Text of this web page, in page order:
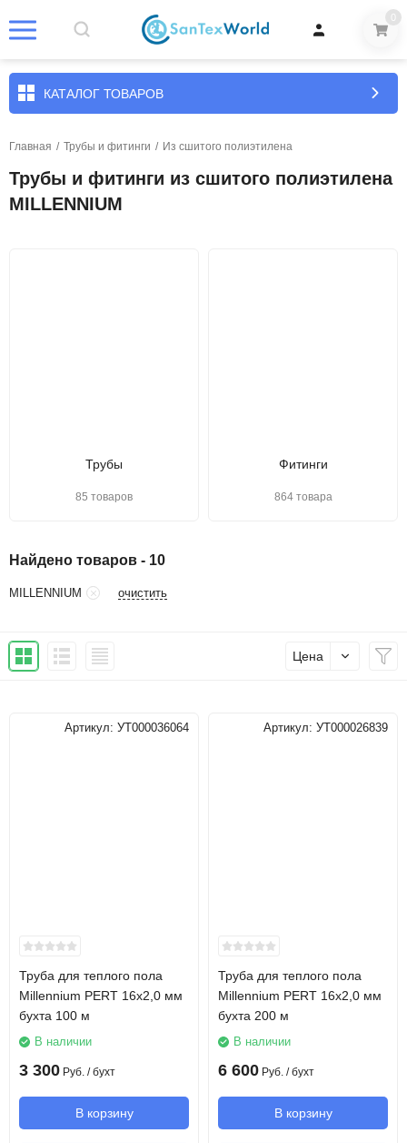
0
КАТАЛОГ ТОВАРОВ
Главная / Трубы и фитинги / Из сшитого полиэтилена
Трубы и фитинги из сшитого полиэтилена
MILLENNIUM
Трубы
85 товаров
Фитинги
864 товара
Найдено товаров - 10
MILLENNIUM очистить
Цена
Артикул: УТ000036064
Труба для теплого пола
Millennium PERT 16х2,0 мм
бухта 100 м
В наличии
3 300 Руб. / бухт
В корзину
Артикул: УТ000026839
Труба для теплого пола
Millennium PERT 16х2,0 мм
бухта 200 м
В наличии
6 600 Руб. / бухт
В корзину